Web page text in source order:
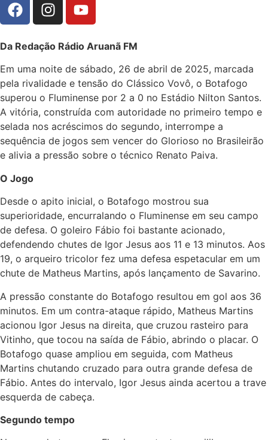
Da Redação Rádio Aruanã FM
Em uma noite de sábado, 26 de abril de 2025, marcada
pela rivalidade e tensão do Clássico Vovô, o Botafogo
superou o Fluminense por 2 a 0 no Estádio Nilton Santos.
A vitória, construída com autoridade no primeiro tempo e
selada nos acréscimos do segundo, interrompe a
sequência de jogos sem vencer do Glorioso no Brasileirão
e alivia a pressão sobre o técnico Renato Paiva.
O Jogo
Desde o apito inicial, o Botafogo mostrou sua
superioridade, encurralando o Fluminense em seu campo
de defesa. O goleiro Fábio foi bastante acionado,
defendendo chutes de Igor Jesus aos 11 e 13 minutos. Aos
19, o arqueiro tricolor fez uma defesa espetacular em um
chute de Matheus Martins, após lançamento de Savarino.
A pressão constante do Botafogo resultou em gol aos 36
minutos. Em um contra-ataque rápido, Matheus Martins
acionou Igor Jesus na direita, que cruzou rasteiro para
Vitinho, que tocou na saída de Fábio, abrindo o placar. O
Botafogo quase ampliou em seguida, com Matheus
Martins chutando cruzado para outra grande defesa de
Fábio. Antes do intervalo, Igor Jesus ainda acertou a trave
esquerda de cabeça.
Segundo tempo